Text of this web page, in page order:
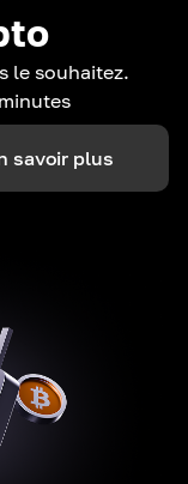
le souhaitez.
savoir plus